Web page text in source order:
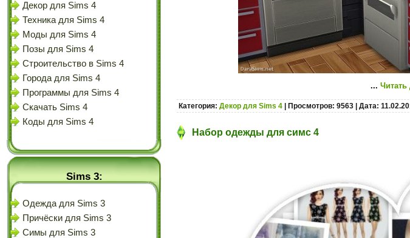
Декор для Sims 4
Техника для Sims 4
Моды для Sims 4
Позы для Sims 4
Строительство в Sims 4
Города для Sims 4
Программы для Sims 4
Скачать Sims 4
Коды для Sims 4
Sims 3:
Одежда для Sims 3
Причёски для Sims 3
Симы для Sims 3
...
Категория: Декор для Sims 4 | Просмотров: 9563 | Дата:
Набор одежды для симс 4